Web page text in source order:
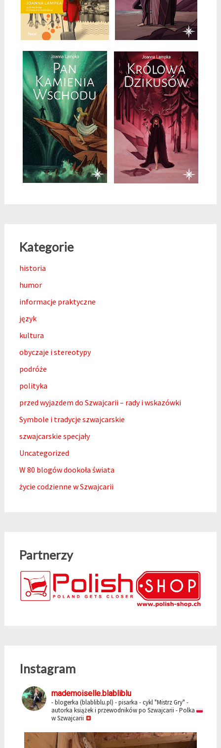
Kategorie
historia
humor
informacje praktyczne
język
kultura
obyczaje i stereotypy
podróże
polityka
przed wyjazdem do Szwajcarii – rady i wskazówki
Symbole i tradycje szwajcarskie
szwajcarskie specjały
Uncategorized
W 80 blogów dookoła świata
życie codzienne w Szwajcarii
Partnerzy
Instagram
mademoiselle.blabliblu
- blogerka (blabliblu.pl) - pisarka - cykl "Mistrz Gry" -
autorka książek i przewodników po Szwajcarii - Polka
w Szwajcarii